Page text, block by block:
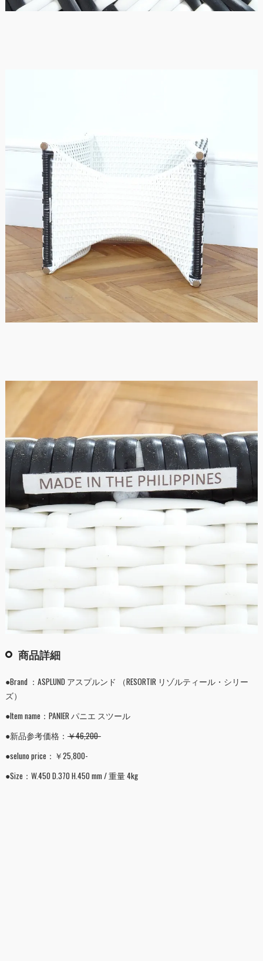
商品詳細
●Brand ：ASPLUND アスプルンド （RESORTIR リゾルティール・シリー
ズ）
●Item name：PANIER パニエ スツール
●新品参考価格： ￥46,200-
●seluno price：￥25,800-
●Size：W.450 D.370 H.450 mm / 重量 4kg